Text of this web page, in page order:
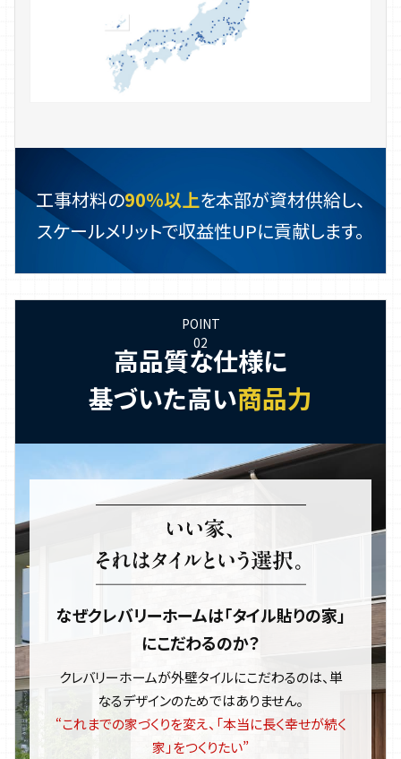
工事材料の90％以上を本部が資材供給し、
スケールメリットで収益性UPに貢献します。
高品質な仕様に
基づいた高い商品力
なぜクレバリーホームは「タイル貼りの家」
にこだわるのか？
クレバリーホームが外壁タイルにこだわるのは、単
なるデザインのためではありません。
“これまでの家づくりを変え、「本当に長く幸せが続く
家」をつくりたい”